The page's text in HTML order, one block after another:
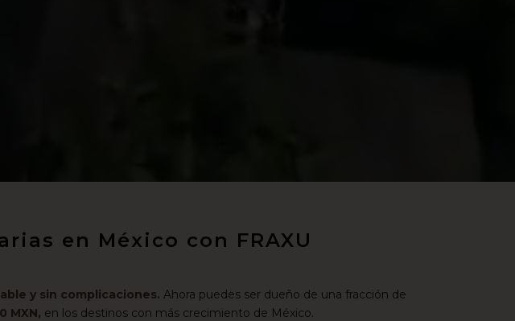
en México con FRAXU
y sin complicaciones. Ahora puedes ser dueño de una fracción de
MXN, en los destinos con más crecimiento de México.